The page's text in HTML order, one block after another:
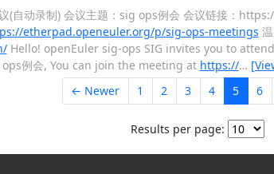
(自动录制) 会议主题：sig ops例会 会议链接：
etherpad.openeuler.org/p/sig-ops-meetings
Hello! openEuler sig-ops SIG invites you to
例会, You can join the meeting at https://…
← Newer 1 2 3 4 5 6
Results per page: